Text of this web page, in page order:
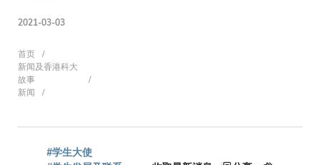
2021-03-03
面
包
首页
新闻及香港科大
故事
新闻
#学生大使